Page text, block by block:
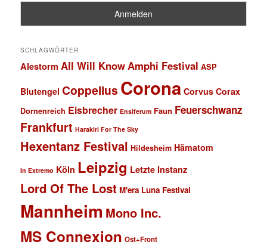
SCHLAGWÖRTER
Alestorm All Will Know Amphi Festival ASP
Blutengel Coppelius Corona Corvus Corax
Dornenreich Eisbrecher Ensiferum Faun Feuerschwanz
Frankfurt Harakiri For The Sky
Hexentanz Festival Hildesheim Hämatom
In Extremo Köln Leipzig Letzte Instanz
Lord Of The Lost M'era Luna Festival
Mannheim Mono Inc.
MS Connexion Ost+Front